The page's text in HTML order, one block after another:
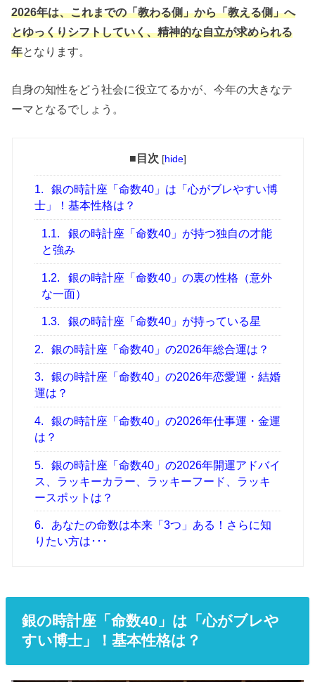
2026年は、これまでの「教わる側」から「教える側」へ
とゆっくりシフトしていく、精神的な自立が求められる
年となります。
自身の知性をどう社会に役立てるかが、今年の大きなテ
ーマとなるでしょう。
■目次 [hide]
1.
銀の時計座「命数40」は「心がブレやすい博
士」！基本性格は？
1.1.
銀の時計座「命数40」が持つ独自の才能
と強み
1.2.
銀の時計座「命数40」の裏の性格（意外
な一面）
1.3. 銀の時計座「命数40」が持っている星
2. 銀の時計座「命数40」の2026年総合運は？
3.
銀の時計座「命数40」の2026年恋愛運・結婚
運は？
4.
銀の時計座「命数40」の2026年仕事運・金運
は？
5.
銀の時計座「命数40」の2026年開運アドバイ
ス、ラッキーカラー、ラッキーフード、ラッキ
ースポットは？
6.
あなたの命数は本来「3つ」ある！さらに知
りたい方は･･･
銀の時計座「命数40」は「心がブレや
すい博士」！基本性格は？